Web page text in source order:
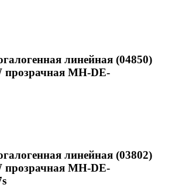
линейная (04850)
прозрачная MH-DE-
линейная (03802)
прозрачная MH-DE-